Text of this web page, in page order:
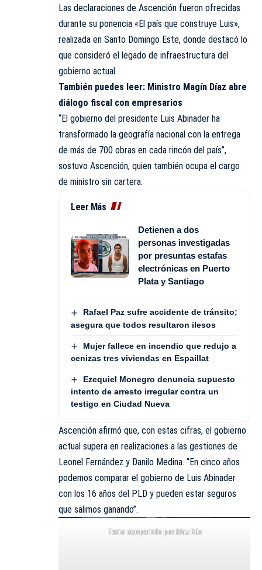
Las declaraciones de Ascención fueron ofrecidas
durante su ponencia «El país que construye Luis»,
realizada en Santo Domingo Este, donde destacó lo
que consideró el legado de infraestructura del
gobierno actual.
También puedes leer: Ministro Magín Díaz abre
diálogo fiscal con empresarios
“El gobierno del presidente Luis Abinader ha
transformado la geografía nacional con la entrega
de más de 700 obras en cada rincón del país”,
sostuvo Ascención, quien también ocupa el cargo
de ministro sin cartera.
Leer Más
Detienen a dos
personas investigadas
por presuntas estafas
electrónicas en Puerto
Plata y Santiago
Rafael Paz sufre accidente de tránsito;
asegura que todos resultaron ilesos
Mujer fallece en incendio que redujo a
cenizas tres viviendas en Espaillat
Ezequiel Monegro denuncia supuesto
intento de arresto irregular contra un
testigo en Ciudad Nueva
Ascención afirmó que, con estas cifras, el gobierno
actual supera en realizaciones a las gestiones de
Leonel Fernández y Danilo Medina. “En cinco años
podemos comparar el gobierno de Luis Abinader
con los 16 años del PLD y pueden estar seguros
que salimos ganando”.
Texto compartido por Díaz Rúa